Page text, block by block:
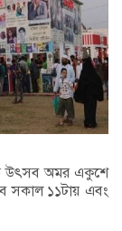
উৎসব অমর একুশে
সকাল ১১টায় এবং